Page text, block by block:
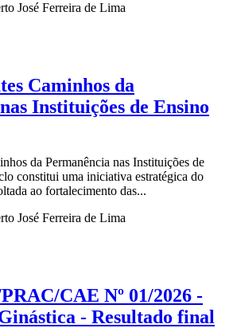
José Ferreira de Lima
Caminhos da
Instituições de Ensino
da Permanência nas Instituições de
constitui uma iniciativa estratégica do
ao fortalecimento das...
José Ferreira de Lima
CAE Nº 01/2026 -
- Resultado final